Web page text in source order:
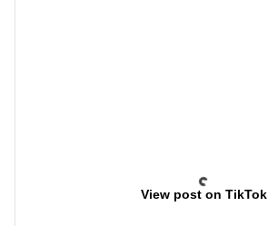
View post on TikTok